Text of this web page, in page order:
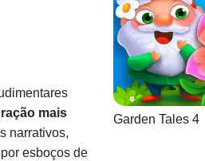
mais
narrativos,
esboços de
Garden Tales 4